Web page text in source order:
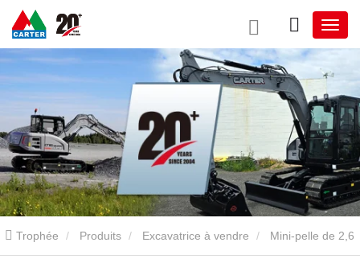
Trophée Produits Excavatrice à vendre